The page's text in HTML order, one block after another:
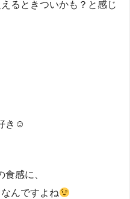
るときついかも？と感じ
き☺
感に、
んですよね